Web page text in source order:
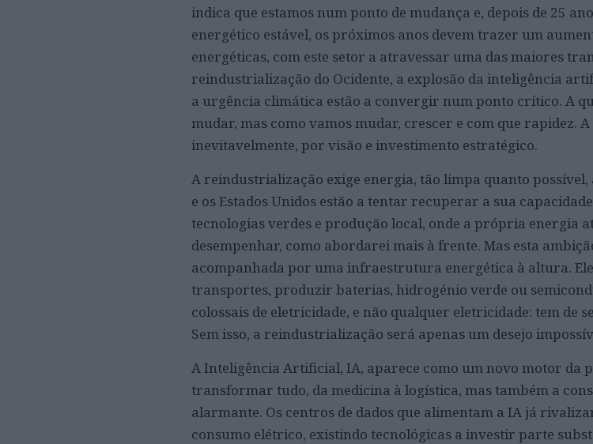
indica que estamos num ponto de mudança e, depois de 25
energético estável, os próximos anos devem trazer um
energéticas, com este setor a atravessar uma das maiores
reindustrialização do Ocidente, a explosão da inteligência
a urgência climática estão a convergir num ponto crítico. A
mudar, mas como vamos mudar, crescer e com que rapidez.
inevitavelmente, por visão e investimento estratégico.
A reindustrialização exige energia, tão limpa quanto
e os Estados Unidos estão a tentar recuperar a sua
tecnologias verdes e produção local, onde a própria energia
desempenhar, como abordarei mais à frente. Mas esta
acompanhada por uma infraestrutura energética à altura.
transportes, produzir baterias, hidrogénio verde ou
colossais de eletricidade, e não qualquer eletricidade: tem de
Sem isso, a reindustrialização será apenas um desejo
A Inteligência Artificial, IA, aparece como um novo motor da
transformar tudo, da medicina à logística, mas também a
alarmante. Os centros de dados que alimentam a IA já
consumo elétrico, existindo tecnológicas a investir parte